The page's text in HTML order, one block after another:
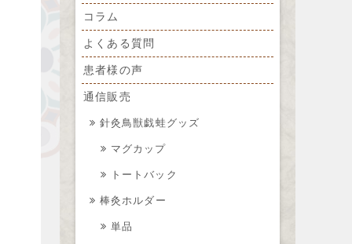
コラム
よくある質問
患者様の声
通信販売
針灸鳥獣戯蛙グッズ
マグカップ
トートバック
棒灸ホルダー
単品